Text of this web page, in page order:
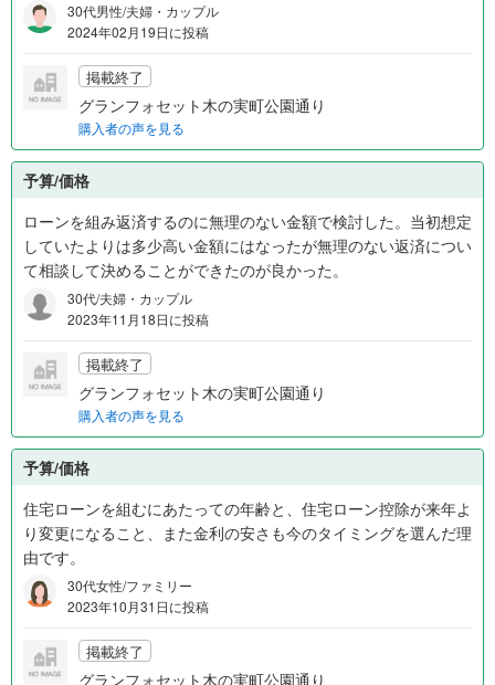
30代男性/夫婦・カップル
2024年02月19日に投稿
掲載終了
グランフォセット木の実町公園通り
購入者の声を見る
予算/価格
ローンを組み返済するのに無理のない金額で検討した。当初想定
していたよりは多少高い金額にはなったが無理のない返済につい
て相談して決めることができたのが良かった。
30代/夫婦・カップル
2023年11月18日に投稿
掲載終了
グランフォセット木の実町公園通り
購入者の声を見る
予算/価格
住宅ローンを組むにあたっての年齢と、住宅ローン控除が来年よ
り変更になること、また金利の安さも今のタイミングを選んだ理
由です。
30代女性/ファミリー
2023年10月31日に投稿
掲載終了
グランフォセット木の実町公園通り